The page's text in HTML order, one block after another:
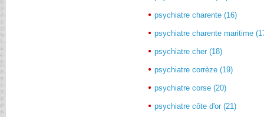
psychiatre charente (16)
psychiatre charente maritime
psychiatre cher (18)
psychiatre corrèze (19)
psychiatre corse (20)
psychiatre côte d'or (21)